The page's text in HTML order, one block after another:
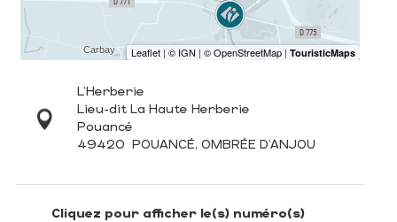
L'Herberie
Lieu-dit La Haute Herberie
Pouancé
49420 POUANCÉ, OMBRÉE D'ANJOU
Cliquez pour afficher le(s) numéro(s)